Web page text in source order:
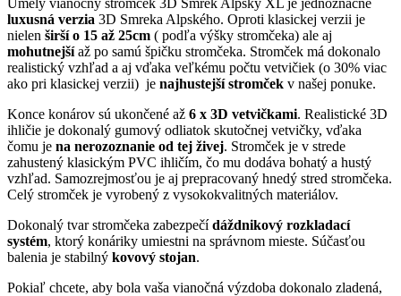
luxusná verzia 3D Smreka Alpského. Oproti klasickej verzii je
nielen širší o 15 až 25cm ( podľa výšky stromčeka) ale aj
mohutnejšíaž po samú špičku stromčeka. Stromček má dokonalo
realistický vzhľad a aj vďaka veľkému počtu vetvičiek (o 30% viac
ako pri klasickej verzii) je najhustejší stromček v našej ponuke.
Konce konárov sú ukončené až 6 x 3D vetvičkami. Realistické 3D
ihličie je dokonalý gumový odliatok skutočnej vetvičky, vďaka
čomu je na nerozoznanie od tej živej. Stromček je v strede
zahustený klasickým PVC ihličím, čo mu dodáva bohatý a hustý
vzhľad. Samozrejmosťou je aj prepracovaný hnedý stred stromčeka.
Celý stromček je vyrobený z vysokokvalitných materiálov.
Dokonalý tvar stromčeka zabezpečídáždnikový rozkladací
systém, ktorý konáriky umiestni na správnom mieste. Súčasťou
balenia je stabilný kovový stojan.
Pokiaľ chcete, aby bola vaša vianočná výzdoba dokonalo zladená,